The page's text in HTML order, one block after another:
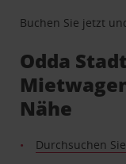
Buchen Sie jetzt
Odda
Nähe
Durchsuchen